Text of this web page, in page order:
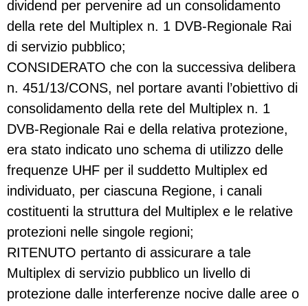
dividend per pervenire ad un consolidamento
della rete del Multiplex n. 1 DVB-Regionale Rai
di servizio pubblico;
CONSIDERATO che con la successiva delibera
n. 451/13/CONS, nel portare avanti l’obiettivo di
consolidamento della rete del Multiplex n. 1
DVB-Regionale Rai e della relativa protezione,
era stato indicato uno schema di utilizzo delle
frequenze UHF per il suddetto Multiplex ed
individuato, per ciascuna Regione, i canali
costituenti la struttura del Multiplex e le relative
protezioni nelle singole regioni;
RITENUTO pertanto di assicurare a tale
Multiplex di servizio pubblico un livello di
protezione dalle interferenze nocive dalle aree o